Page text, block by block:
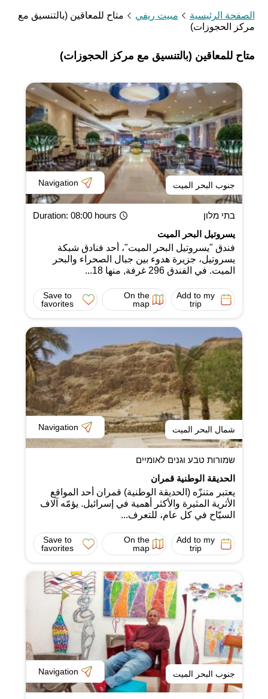
الصفحة الرئيسية مبيت ريفي
متاح للمعاقين (بالتنسيق مع
مركز الحجوزات)
متاح للمعاقين (بالتنسيق مع مركز الحجوزات)
جنوب البحر الميت Navigation
בתי מלון Duration: 08:00 hours
يسروتيل البحر الميت
فندق "يسروتيل البحر الميت"، أحد فنادق شبكة
يسروتيل، جزيرة هدوء بين جبال الصحراء والبحر
الميت. في الفندق 296 غرفة, منها 18...
Add to my
trip
On the
map
Save to
favorites
شمال البحر الميت Navigation
שמורות טבע וגנים לאומיים
الحديقة الوطنية قمران
يعتبر متنزّه (الحديقة الوطنية) قمران أحد المواقع
الأثرية المثيرة والأكثر أهمية في إسرائيل. يؤمّه آلاف
السيّاح في كل عام، للتعرف...
Add to my
trip
On the
map
Save to
favorites
جنوب البحر الميت Navigation